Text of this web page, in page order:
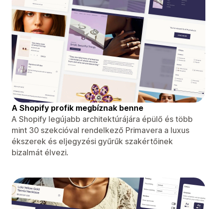
A Shopify profik megbíznak benne
A Shopify legújabb architektúrájára épülő és több
mint 30 szekcióval rendelkező Primavera a luxus
ékszerek és eljegyzési gyűrűk szakértőinek
bizalmát élvezi.